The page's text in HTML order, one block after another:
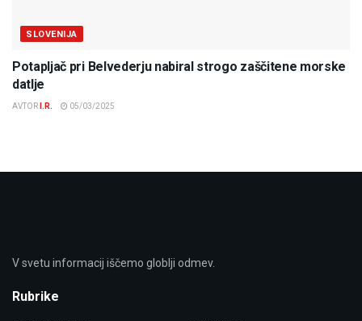
SLOVENIJA
Potapljač pri Belvederju nabiral strogo zaščitene morske
datlje
AVTOR I.R. 05/03/2025
V svetu informacij iščemo globlji odmev.
Rubrike